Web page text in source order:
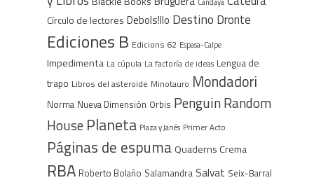
Círculo de lectores Debols!llo Destino Dronte
Ediciones B Edicions 62 Espasa-Calpe
Impedimenta La cúpula La factoría de ideas Lengua de
trapo Libros del asteroide Minotauro Mondadori
Norma Nueva Dimensión Orbis Penguin Random
House Planeta Plaza y Janés Primer Acto
Páginas de espumaQuaderns Crema
RBA Roberto Bolaño Salamandra Salvat Seix-Barral